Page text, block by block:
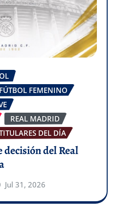
FÚTBOL FEMENINO
REAL MADRID
DEL DÍA
del Real
Jul 31, 2026